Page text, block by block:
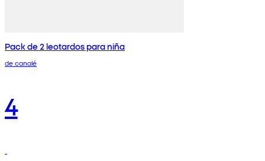
Pack de 2 leotardos para niña
de canalé
4